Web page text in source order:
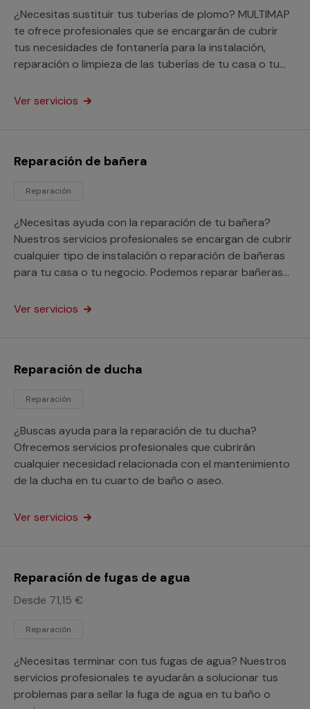
¿Necesitas sustituir tus tuberías de plomo? MULTIMAP
te ofrece profesionales que se encargarán de cubrir
tus necesidades de fontanería para la instalación,
reparación o limpieza de las tuberías de tu casa o tu
Ver servicios
Reparación de bañera
Reparación
¿Necesitas ayuda con la reparación de tu bañera?
Nuestros servicios profesionales se encargan de cubrir
cualquier tipo de instalación o reparación de bañeras
para tu casa o tu negocio. Podemos reparar bañeras
los agujeros y fugas que tenga.
Ver servicios
Reparación de ducha
Reparación
¿Buscas ayuda para la reparación de tu ducha?
Ofrecemos servicios profesionales que cubrirán
cualquier necesidad relacionada con el mantenimiento
de la ducha en tu cuarto de baño o aseo.
Ver servicios
Reparación de fugas de agua
Desde 71,15 €
Reparación
¿Necesitas terminar con tus fugas de agua? Nuestros
servicios profesionales te ayudarán a solucionar tus
problemas para sellar la fuga de agua en tu baño o